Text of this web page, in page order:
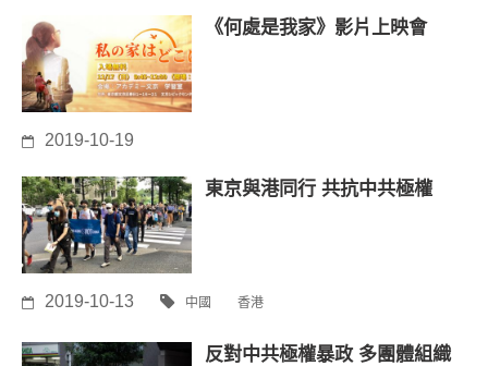
《何處是我家》影片上映會
2019-10-19
東京與港同行 共抗中共極權
2019-10-13 中國 香港
反對中共極權暴政 多團體組織